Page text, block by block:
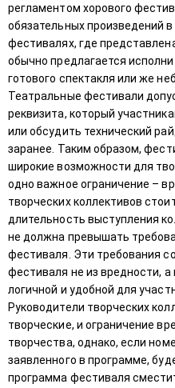
регламентом хорового
обязательных произведений
фестивалях, где
обычно предлагается
готового спектакля или же
Театральные фестивали
реквизита, который
или обсудить технический
заранее. Таким образом,
широкие возможности для
одно важное ограничение –
творческих коллективов
длительность выступления
не должна превышать
фестиваля. Эти требования
фестиваля не из вредности,
логичной и удобной для
Руководители творческих
творческие, и ограничение
творчества, однако, если
заявленного в программе,
программа фестиваля